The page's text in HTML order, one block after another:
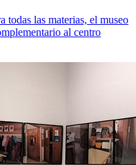
todas las materias, el museo
al centro